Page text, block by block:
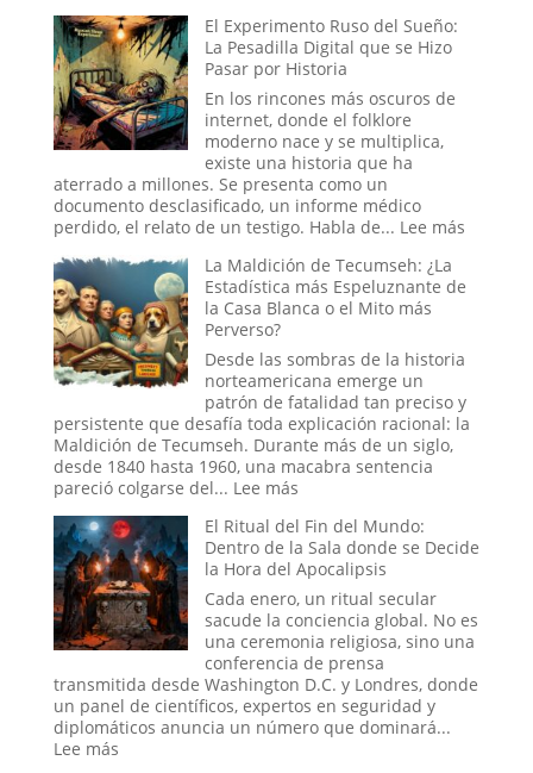
de
Negro
Cristal
y
el
Engaño:
Los
Cráneos
que
Espantaron
a
la
y
Sedujeron
a
Nueva
Era
El Experimento Ruso del Sueño:
La Pesadilla Digital que se Hizo
Pasar por Historia
En los rincones más oscuros de
internet, donde el folklore
moderno nace y se multiplica,
existe una historia que ha
aterrado a millones. Se presenta como un
documento desclasificado, un informe médico
perdido, el relato de un testigo. Habla de... Lee más:
Ruso
La
Digital
que
La Maldición de Tecumseh: ¿La
Estadística más Espeluznante de
la Casa Blanca o el Mito más
Perverso?
Desde las sombras de la historia
norteamericana emerge un
patrón de fatalidad tan preciso y
persistente que desafía toda explicación racional: la
Maldición de Tecumseh. Durante más de un siglo,
desde 1840 hasta 1960, una macabra sentencia
pareció colgarse del... Lee más:
Maldición
de
Tecumseh:
¿La
Estadística
más
Espeluznante
de
la
Casa
Blanca
El Ritual del Fin del Mundo:
Dentro de la Sala donde se Decide
la Hora del Apocalipsis
Cada enero, un ritual secular
sacude la conciencia global. No es
una ceremonia religiosa, sino una
conferencia de prensa
transmitida desde Washington D.C. y Londres, donde
un panel de científicos, expertos en seguridad y
diplomáticos anuncia un número que dominará...
Lee más: